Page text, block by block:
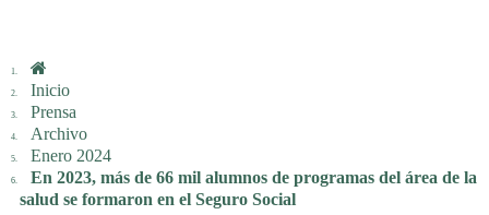
Inicio
Prensa
Archivo
Enero 2024
En 2023, más de 66 mil alumnos de programas del área de la
salud se formaron en el Seguro Social